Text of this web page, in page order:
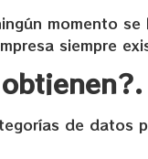
momento
siempre
de datos